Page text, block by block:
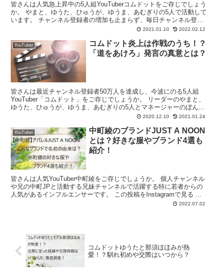
皆さんは人気急上昇中の5人組YouTuberコムドットをご存じでしょう
か。 やまと、ゆうた、ひゅうが、ゆうま、あむぎりの5人で活動して
います。 チャンネル登録者の増加も止まらず、毎日チャンネル登録
2021.01.10 2022.02.12
YouTuber
コムドット炎上は作戦のうち！？
「道をあけろ」発言の真意とは？
皆さんは最近チャンネル登録者50万人を達成し、今波にのる5人組
YouTuber「コムドット」をご存じでしょうか。 リーダーのやまと、
ゆうた、ひゅうが、ゆうま、あむぎりの5人とマネージャーのぼんの
計6人で活動しています。 メンバーのプロフィー...2020.12.10 2021.01.24
YouTuber
中町綾のブランドJUST A NOON
とは？好きな服やブランド4選も
紹介！
皆さんは人気YouTuber中町綾をご存じでしょうか。 個人チャンネル
や兄の中町JPと活動する兄妹チャンネルで活躍する特に若者からの
人気があるインフルエンサーです。 この投稿をInstagramで見る 中
2022.07.02
コムドットゆうたと那須ほほみが熱
愛！？馴れ初めや交際はいつから？